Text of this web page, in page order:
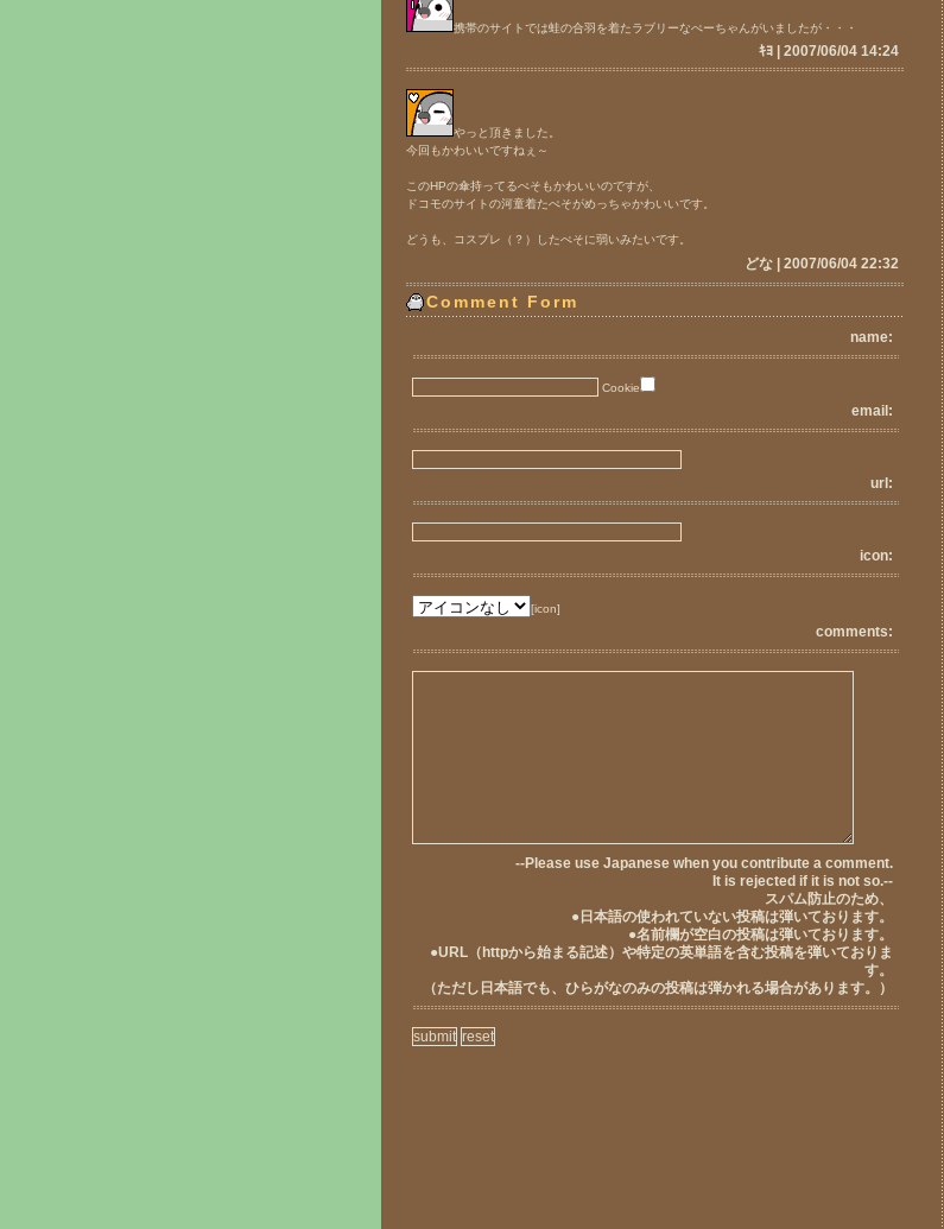
携帯のサイトでは蛙の合羽を着たラブリーなぺーちゃんがいましたが・・・
ｷﾖ | 2007/06/04 14:24
やっと頂きました。
今回もかわいいですねぇ～
このHPの傘持ってるぺそもかわいいのですが、
ドコモのサイトの河童着たぺそがめっちゃかわいいです。
どうも、コスプレ（？）したぺそに弱いみたいです。
どな | 2007/06/04 22:32
Comment Form
name:
Cookie
email:
url:
icon:
[icon]
comments:
--Please use Japanese when you contribute a comment.
It is rejected if it is not so.--
スパム防止のため、
●日本語の使われていない投稿は弾いております。
●名前欄が空白の投稿は弾いております。
●URL（httpから始まる記述）や特定の英単語を含む投稿を弾いておりま
す。
（ただし日本語でも、ひらがなのみの投稿は弾かれる場合があります。）